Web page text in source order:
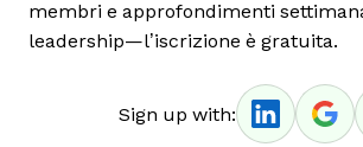
membri e approfondimenti
leadership—l’iscrizione è gratuita.
Sign up with: